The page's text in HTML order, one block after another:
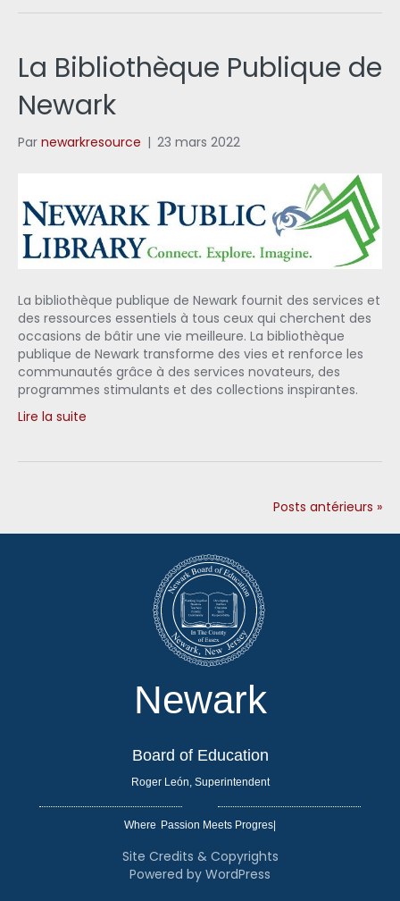
La Bibliothèque Publique de
Newark
Par newarkresource | 23 mars 2022
La bibliothèque publique de Newark fournit des services et
des ressources essentiels à tous ceux qui cherchent des
occasions de bâtir une vie meilleure. La bibliothèque
publique de Newark transforme des vies et renforce les
communautés grâce à des services novateurs, des
programmes stimulants et des collections inspirantes.
Lire la suite
Posts antérieurs »
Newark
Board of Education
Roger León, Superintendent
Where
Site Credits & Copyrights
Powered by WordPress